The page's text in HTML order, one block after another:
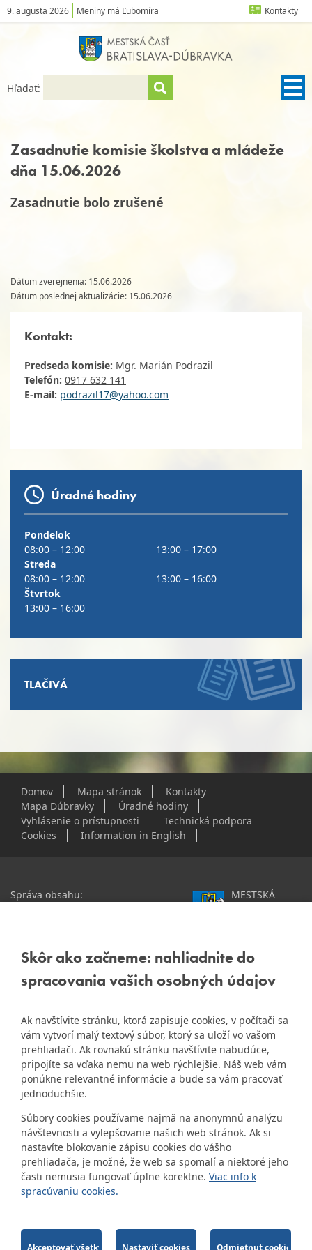
Skôr ako začneme: nahliadnite do
spracovania vašich osobných údajov
Ak navštívite stránku, ktorá zapisuje cookies, v počítači sa
vám vytvorí malý textový súbor, ktorý sa uloží vo vašom
prehliadači. Ak rovnakú stránku navštívite nabudúce,
pripojíte sa vďaka nemu na web rýchlejšie. Náš web vám
ponúkne relevantné informácie a bude sa vám pracovať
jednoduchšie.
Súbory cookies používame najmä na anonymnú analýzu
návštevnosti a vylepšovanie našich web stránok. Ak si
nastavíte blokovanie zápisu cookies do vášho
prehliadača, je možné, že web sa spomalí a niektoré jeho
časti nemusia fungovať úplne korektne. Viac info k
spracúvaniu cookies.
9. augusta 2026 Meniny má Ľubomíra Kontakty
Hľadať:
Zasadnutie komisie školstva a mládeže
dňa 15.06.2026
Zasadnutie bolo zrušené
Dátum zverejnenia: 15.06.2026
Dátum poslednej aktualizácie: 15.06.2026
Kontakt:
Predseda komisie: Mgr. Marián Podrazil
Telefón: 0917 632 141
E-mail: podrazil17@yahoo.com
Úradné hodiny
Pondelok
08:00 – 12:00
13:00 – 17:00
Streda
08:00 – 12:00
13:00 – 16:00
Štvrtok
13:00 – 16:00
TLAČIVÁ
Domov Mapa stránok
Kontakty
Mapa Dúbravky
Úradné hodiny
Vyhlásenie o prístupnosti
Technická podpora
Cookies
Information in English
Správa obsahu:
Staršie informácie a dokumenty
starej stránke Dúbravky
Naša mestská časť získala 3.
miesto v súťažiZlatyErb.sk
o
najlepšiu internetovú stránku
samospráv za rok 2020
MESTSKÁ
Žatevná 2, 844 02
IČO: 00603406
DIČ: 2020919120
IČ DPH: Nie sme platca
DPH
Bankové spojenie:
a.s., Mlynské nivy 1, 829 90
Bratislava 25
Číslo účtu v tvare IBAN:
SK31 0200 0000 0000 1012
8032, BIC kód: SUBASKBX
2014-2026 © MÚ Bratislava-Dúbravka